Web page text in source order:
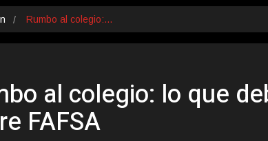
Rumbo al colegio:…
al colegio: lo que
FAFSA